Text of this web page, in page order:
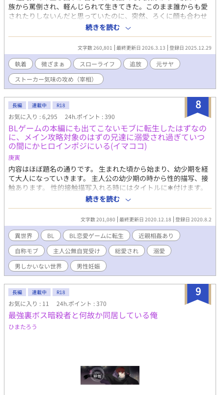
族から罵倒され、軽んじられて生きてきた。このまま誰からも愛
されたりしないんだと思っていたのに、突然、ろくに顔も合わせ
てくれない公爵家の宰相様と婚約することになってしまう。 だ
けど、婚約なんて名ばかりで、会話を交わすことはなく、同じ王
城にいるはずなのに、顔も合わせない。 それでも、公爵家の役
に立ちたくて頑張ったつもりだった。夜遅くまで魔法のことを学
び、必要な魔法も身につけ、正式に婚約が発表される日を楽しみ
にしていた。 けれど、ある日僕は、公爵家と王家を害そうとし
ているのではないかと疑われてしまう。 否定しても誰も聞いて
くれない。それが原因で婚約するという話もなくなり、僕は幽閉
されることが決まる。 ほとんど話したことすらない、僕の婚約
者になるはずだった宰相様は、これまでどおり、ろくに言葉も交
わさないまま、「婚約は考え直すことになった」とだけ告げて去
って行った。 寂しいと言えば寂しかった。彼に相応しくなりた
くて、頑張ってきたつもりだったから。だけど、仕方ないん
だ…… 全てを諦めて、王都からは遠い、幽閉の砦に連れてこら
れた僕は、そこで新たな生活を始める。食事を用意したり、荒れ
果てた砦を修復したりして、結構楽しく暮らせていると思ってい
たのに、その後も貴族たちの争いに巻き込まれるし、何度も宰相
様にも会うことになってしまう。何なんだ……僕はここが気に入
っているし、のんびり暮らしたいだけなんです！ 僕に構ってな
いで諦めてください！ ＊残酷な描写があり、攻め（宰相）が受け
続きを読む
文字数 260,801 最終更新日 2026.3.13 登録日 2025.12.29
執着 微ざまぁ スローライフ 追放
元サヤ
ストーカー気味の攻め（宰相）
8
長編 連載中 R18
お気に入り : 6,295 24h.ポイント : 390
BLゲームの本編にも出てこないモブに転生したはずなの
に、メイン攻略対象のはずの兄達に溺愛され過ぎていつ
の間にかヒロインポジにいる(イマココ)
庚寅
内容はほぼ題名の通りです。 生まれた頃から始まり、幼少期を経
て大人になっていきます。 主人公の幼少期の時から性的描写、接
触あります。 性的接触描写入れる時にはタイトルに✱付けます。
苦手な方ご注意ください。 残酷描写タグは保険です。 良くある話
のアレコレ。 世界観からしてご都合主義全開です。 大した山も谷
もなく、周囲からただただ溺愛されるだけの話になることでしょ
う(今の所それしか予定なし) ご都合溺愛苦労なしチート人生系が
読みたい、好きという方以外は面白みないと思われます! ストーリ
ーに意味を求める方もUターンをオススメしますm(_ _)m 勢いの
まま書くので、文章や言い回し可笑しくても脳内変換したりスル
ーしてやってください(重要) どうしてもそういうの気になる方は
回れ右推奨。 誤字や文章おかしいなって読み返して気がついたら
抜きのみの為の勢いでの作品。 基本の流れも作風も軽ーい感じの
設定も軽ーい感じの、主人公無自覚総愛され溺愛モノです。 近親
相姦なので苦手な方はお気をつけください。 何かあればまた追記
します。 更新は不定期です。 なろう様のムーンライトノベルズで
掲載しています。 10/23より番外編も別で掲載始めました( ᵕᴗᵕ ) こ
覚受け 主人公総愛され 溺愛 男しかいない世界 男性妊娠 ショタ受
け (幼少期は本場なし) それ以外はあるかも ご都合チート ただイチ
ャイチャ ハピエン 兄弟固定カプ 作中に出てくるセリフ解説 ✱学
続きを読む
文字数 201,080 最終更新日 2020.12.18 登録日 2020.8.2
異世界 BL BL恋愛ゲームに転生
近親相姦あり
自称モブ
主人公無自覚受け 総愛され
溺愛
男しかいない世界
男性妊娠
9
長編 連載中 R18
お気に入り : 11 24h.ポイント : 370
最強裏ボス暗殺者と何故か同居している俺
ひまたろう